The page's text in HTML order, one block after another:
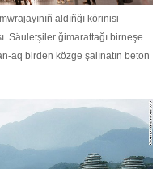
aldıñğı körinisi
Säuletşiler ğimarattağı birneşe
aq birden közge şalınatın beton